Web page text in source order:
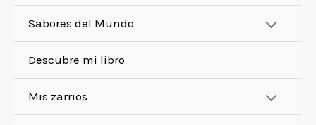
Sabores del Mundo
Descubre mi libro
Mis zarrios